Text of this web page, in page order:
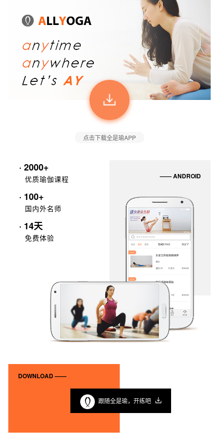
点击下载全是瑜APP
· 2000+
优质瑜伽课程
· 100+
国内外名师
· 14天
免费体验
—— ANDROID
DOWNLOAD ——
跟随全是瑜，开练吧